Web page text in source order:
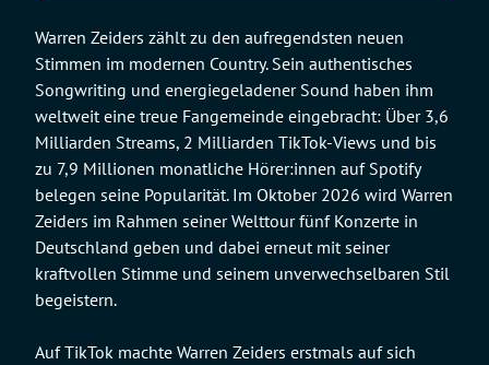
Warren Zeiders zählt zu den aufregendsten neuen
Stimmen im modernen Country. Sein authentisches
Songwriting und energiegeladener Sound haben ihm
weltweit eine treue Fangemeinde eingebracht: Über 3,6
Milliarden Streams, 2 Milliarden TikTok-Views und bis
zu 7,9 Millionen monatliche Hörer:innen auf Spotify
belegen seine Popularität. Im Oktober 2026 wird Warren
Zeiders im Rahmen seiner Welttour fünf Konzerte in
Deutschland geben und dabei erneut mit seiner
kraftvollen Stimme und seinem unverwechselbaren Stil
begeistern.
Auf TikTok machte Warren Zeiders erstmals auf sich